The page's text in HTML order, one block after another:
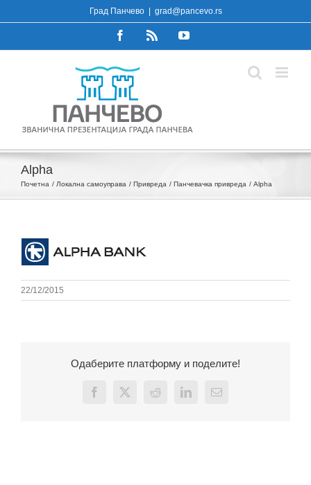
to
Град Панчево grad@pancevo.rs
FacebookRss YouTube
Alpha
Почетна Локална самоуправа Привреда Панчевачка привреда Alpha
22/12/2015
Одаберите платформу и поделите!
Facebook
X Reddit LinkedInEmail